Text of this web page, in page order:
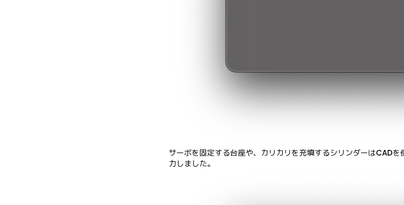
サーボを固定する台座や、カリカリを充填するシリンダーはCAD